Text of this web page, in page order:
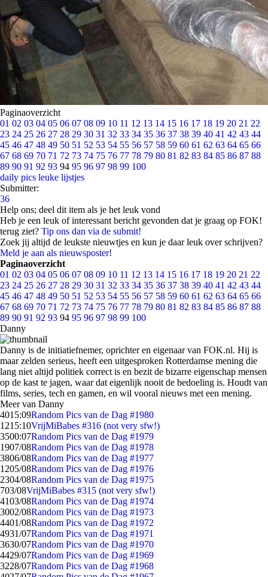
Paginaoverzicht
01 02 03 04 05 06 07 08 09 10 11 12 13 14 15 16 17 18 19 20 21 22
23 24 25 26 27 28 29 30 31 32 33 34 35 36 37 38 39 40 41 42 43 44
45 46 47 48 49 50 51 52 53 54 55 56 57 58 59 60 61 62 63 64 65 66
67 68 69 70 71 72 73 74 75 76 77 78 79 80 81 82 83 84 85 86 87 88
89 90 91 92 93 94 95 96 97 98 99 100
daily pics leuke lijstjes
Submitter:
36
Help ons; deel dit item als je het leuk vond
Heb je een leuk of interessant bericht gevonden dat je graag op FOK!
terug ziet? Tip ons dan via de submit!
Zoek jij altijd de leukste nieuwtjes en kun je daar leuk over schrijven?
Meld je aan als nieuwsposter!
Paginaoverzicht
01 02 03 04 05 06 07 08 09 10 11 12 13 14 15 16 17 18 19 20 21 22
23 24 25 26 27 28 29 30 31 32 33 34 35 36 37 38 39 40 41 42 43 44
45 46 47 48 49 50 51 52 53 54 55 56 57 58 59 60 61 62 63 64 65 66
67 68 69 70 71 72 73 74 75 76 77 78 79 80 81 82 83 84 85 86 87 88
89 90 91 92 93 94 95 96 97 98 99 100
Danny
Danny is de initiatiefnemer, oprichter en eigenaar van FOK.nl. Hij is
maar zelden serieus, heeft een uitgesproken Rotterdamse mening die
lang niet altijd politiek correct is en bezit de bizarre eigenschap mensen
op de kast te jagen, waar dat eigenlijk nooit de bedoeling is. Houdt van
films, series, tech en gamen, en wil vooral nieuws met een mening.
Meer van Danny
4015:09Random Pics van de Dag #1980
1215:10VrijMiBabes #316 (not very sfw!)
3500:07Random Pics van de Dag #1979
1907/08Random Pics van de Dag #1978
3806/08Random Pics van de Dag #1977
1205/08Random Pics van de Dag #1976
2304/08Random Pics van de Dag #1975
703/08VrijMiBabes #315 (not very sfw!)
4103/08Random Pics van de Dag #1974
3002/08Random Pics van de Dag #1973
4401/08Random Pics van de Dag #1972
4931/07Random Pics van de Dag #1971
3630/07Random Pics van de Dag #1970
4429/07Random Pics van de Dag #1969
3228/07Random Pics van de Dag #1968